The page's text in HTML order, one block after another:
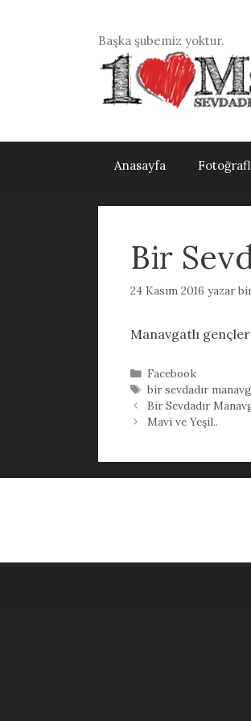
Başka şubemiz yoktur.
Anasayfa
Bir
24 Kasım 2016 yazar
Manavgatlı
Kategoriler
Facebook
Etiketler
bir sevdadır
Bir Sevdadır
Mavi ve Yeşil..